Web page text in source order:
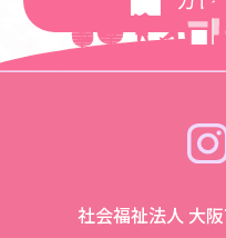
社会福祉法人 大